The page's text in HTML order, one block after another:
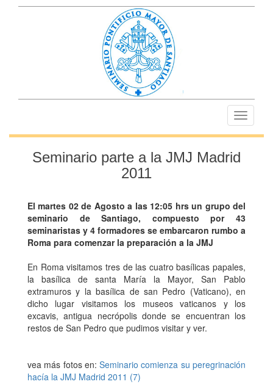
Toggle
Seminario parte a la JMJ Madrid
2011
El martes 02 de Agosto a las 12:05 hrs un grupo del
seminario de Santiago, compuesto por 43
seminaristas y 4 formadores se embarcaron rumbo a
Roma para comenzar la preparación a la JMJ
En Roma visitamos tres de las cuatro basílicas papales,
la basílica de santa María la Mayor, San Pablo
extramuros y la basílica de san Pedro (Vaticano), en
dicho lugar visitamos los museos vaticanos y los
excavis, antigua necrópolis donde se encuentran los
restos de San Pedro que pudimos visitar y ver.
vea más fotos en:Seminario comienza su peregrinación
hacía la JMJ Madrid 2011 (7)